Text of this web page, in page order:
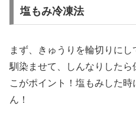
塩もみ冷凍法
まず、きゅうりを輪切りにし
馴染ませて、しんなりしたら
こがポイント！塩もみした
ん！